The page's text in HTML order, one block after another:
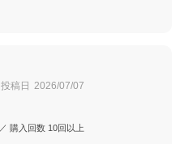
投稿日 2026/07/07
／ 購入回数 10回以上